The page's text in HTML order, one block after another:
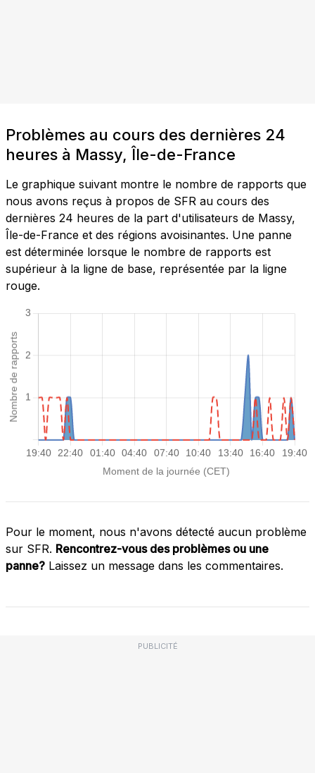
Problèmes au cours des dernières 24
heures à Massy, Île-de-France
Le graphique suivant montre le nombre de rapports que
nous avons reçus à propos de SFR au cours des
dernières 24 heures de la part d'utilisateurs de Massy,
Île-de-France et des régions avoisinantes. Une panne
est déterminée lorsque le nombre de rapports est
supérieur à la ligne de base, représentée par la ligne
rouge.
Pour le moment, nous n'avons détecté aucun problème
sur SFR. Rencontrez-vous des problèmes ou une
panne? Laissez un message dans les commentaires.
PUBLICITÉ